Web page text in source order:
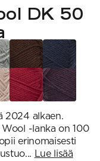
= paksuin
olon
DK 50
2024 alkaen.
-lanka on 100
erinomaisesti
Lue lisää